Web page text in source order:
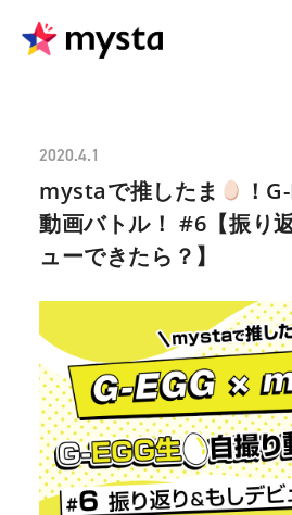
2020.4.1
mystaで推したま
！
動画バトル！ #6【振り
ューできたら？】